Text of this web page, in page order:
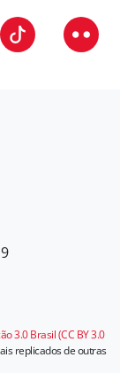
3.0 Brasil (CC BY 3.0
replicados de outras